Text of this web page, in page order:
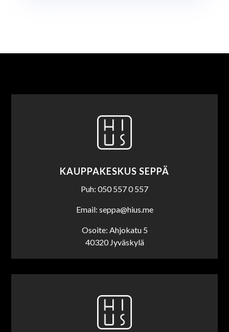
KAUPPAKESKUS SEPPÄ
Puh: 050 557 0 557
Email: seppa@hius.me
Osoite: Ahjokatu 5
40320 Jyväskylä